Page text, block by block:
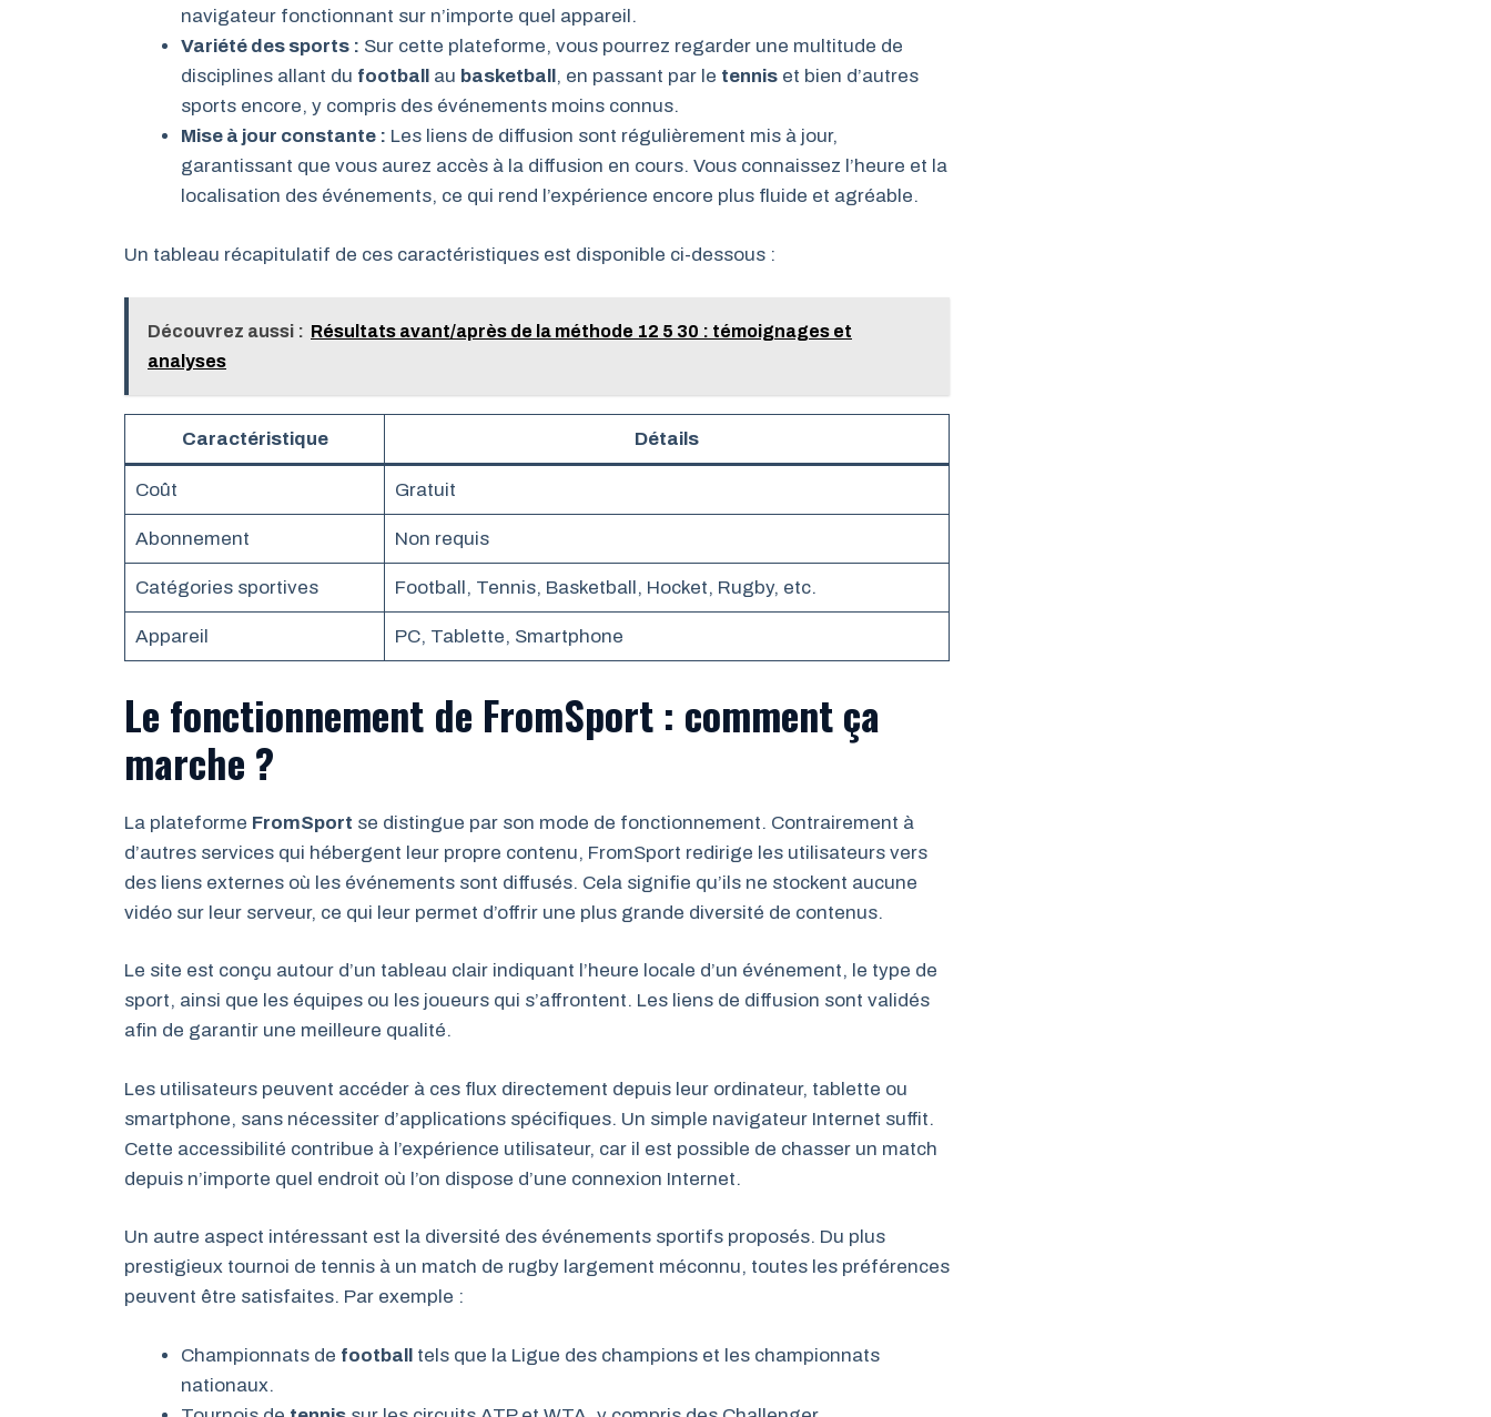
navigateur fonctionnant sur n’importe quel appareil.
Variété des sports : Sur cette plateforme, vous pourrez regarder une multitude de
disciplines allant du football au basketball, en passant par le tennis et bien d’autres
sports encore, y compris des événements moins connus.
Mise à jour constante : Les liens de diffusion sont régulièrement mis à jour,
garantissant que vous aurez accès à la diffusion en cours. Vous connaissez l’heure et la
localisation des événements, ce qui rend l’expérience encore plus fluide et agréable.
Un tableau récapitulatif de ces caractéristiques est disponible ci-dessous :
Découvrez aussi : Résultats avant/après de la méthode 12 5 30 : témoignages et
analyses
Caractéristique Détails
Coût Gratuit
Abonnement Non requis
Catégories sportives Football, Tennis, Basketball, Hocket, Rugby, etc.
Appareil PC, Tablette, Smartphone
Le fonctionnement de FromSport : comment ça
marche ?
La plateforme FromSport se distingue par son mode de fonctionnement. Contrairement à
d’autres services qui hébergent leur propre contenu, FromSport redirige les utilisateurs vers
des liens externes où les événements sont diffusés. Cela signifie qu’ils ne stockent aucune
vidéo sur leur serveur, ce qui leur permet d’offrir une plus grande diversité de contenus.
Le site est conçu autour d’un tableau clair indiquant l’heure locale d’un événement, le type de
sport, ainsi que les équipes ou les joueurs qui s’affrontent. Les liens de diffusion sont validés
afin de garantir une meilleure qualité.
Les utilisateurs peuvent accéder à ces flux directement depuis leur ordinateur, tablette ou
smartphone, sans nécessiter d’applications spécifiques. Un simple navigateur Internet suffit.
Cette accessibilité contribue à l’expérience utilisateur, car il est possible de chasser un match
depuis n’importe quel endroit où l’on dispose d’une connexion Internet.
Un autre aspect intéressant est la diversité des événements sportifs proposés. Du plus
prestigieux tournoi de tennis à un match de rugby largement méconnu, toutes les préférences
peuvent être satisfaites. Par exemple :
Championnats de football tels que la Ligue des champions et les championnats
nationaux.